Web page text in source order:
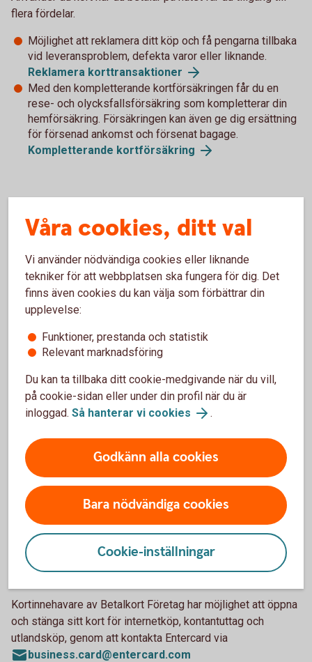
flera fördelar.
Möjlighet att reklamera ditt köp och få pengarna tillbaka
vid leveransproblem, defekta varor eller liknande.
Reklamera korttransaktioner
Med den kompletterande kortförsäkringen får du en
rese- och olycksfallsförsäkring som kompletterar din
hemförsäkring. Försäkringen kan även ge dig ersättning
för försenad ankomst och försenat bagage.
Kompletterande kortförsäkring
Måste jag göra något för att kunna
handla med mitt kort på nätet?
Bankkort Business
Nya företagskort distribueras med internetköp påslaget.
behöver kortet först aktiveras. Om företaget har
internetbank görs det där, annars via en första transaktion i
butik eller i någon av bankomats automater.
Skulle ni inte vilja ha företagskortet öppet för internetköp
kan en behörig användare gå in och ändra det i
internetbanken för företag.
Betalkort företag
När du får ditt kort är det öppet för internetköp.
Behörig kontaktperson/firmatecknare kontaktar Entercard
via business.card@entercard.com för att både öppna eller
stänga den anställdes kort för internetköp, kontantuttag och
utlandsköp.
Kortinnehavare av Betalkort Företag har möjlighet att öppna
och stänga sitt kort för internetköp, kontantuttag och
utlandsköp, genom att kontakta Entercard via
business.card@entercard.com
Våra cookies, ditt val
Vi använder nödvändiga cookies eller liknande
tekniker för att webbplatsen ska fungera för dig. Det
finns även cookies du kan välja som förbättrar din
upplevelse:
Funktioner, prestanda och statistik
Relevant marknadsföring
Du kan ta tillbaka ditt cookie-medgivande när du vill,
på cookie-sidan eller under din profil när du är
inloggad. Så hanterar vi cookies .
Godkänn alla cookies
Bara nödvändiga cookies
Cookie-inställningar